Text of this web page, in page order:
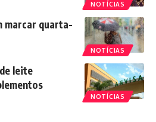
NOTÍCIAS
NOTÍCIAS
marcar quarta-
NOTÍCIAS
leite